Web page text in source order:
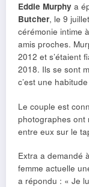
Eddie Murphy a
Butcher, le 9
cérémonie intime
amis proches.
2012 et s’étaient
2018. Ils se sont
c’est une
Le couple est
photographes ont
entre eux sur le
Extra a demandé
femme actuelle
a répondu : « Je